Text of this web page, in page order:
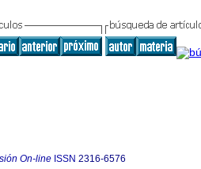
On-line ISSN 2316-6576